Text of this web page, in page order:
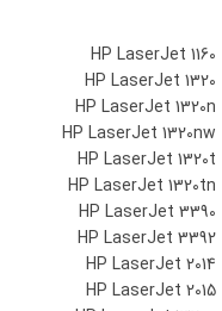
HP LaserJet 1160
HP LaserJet 1320
HP LaserJet 1320n
HP LaserJet 1320nw
HP LaserJet 1320t
HP LaserJet 1320tn
HP LaserJet 3390
HP LaserJet 3392
HP LaserJet 2014
HP LaserJet 2015